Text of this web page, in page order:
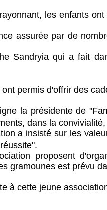
les enfants
assurée par de
Sandryia qui a fait
ont permis d'offrir des
la présidente de
dans la
a insisté sur les
réussite".
proposent
gramounes est prévu
à cette jeune